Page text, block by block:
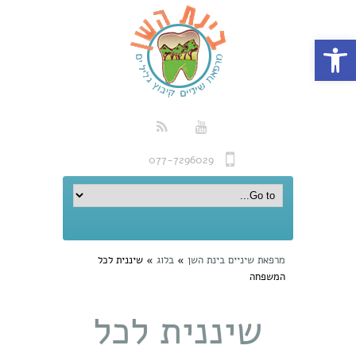
פתח סרגל נגישות
077-7296029
מרפאת שיניים בינת השן » בלוג » שיננית לכל
המשפחה
שיננית לכל